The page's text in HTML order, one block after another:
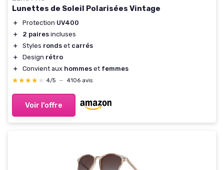
Lunettes de Soleil Polarisées Vintage
＋ Protection UV400
＋
2 paires incluses
＋
Styles ronds et carrés
＋
Design rétro
＋
Convient aux hommes et femmes
★★★★★
★★★★★ 4/5 — 4106 avis
Voir l'offre